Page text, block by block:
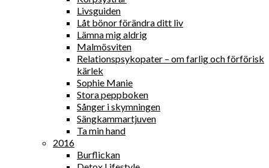
Livsguiden
Låt bönor förändra ditt liv
Lämna mig aldrig
Malmösviten
Relationspsykopater – om farlig och förförisk
kärlek
Sophie Manie
Stora peppboken
Sånger i skymningen
Sängkammartjuven
Ta min hand
2016
Burflickan